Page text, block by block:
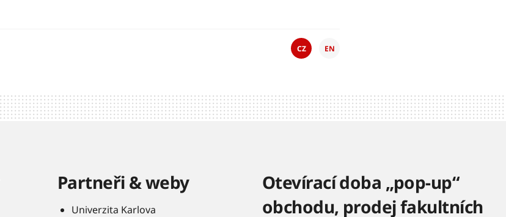
CZ EN
Partneři & weby
Univerzita Karlova
Otevírací doba „pop-up“
obchodu, prodej fakultních